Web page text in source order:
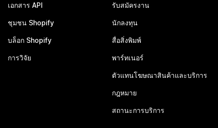
เอกสาร API
ชุมชน Shopify
บล็อก Shopify
การวิจัย
รับสมัครงาน
นักลงทุน
สื่อสิ่งพิมพ์
พาร์ทเนอร์
ตัวแทนโฆษณาสินค้าและบริการ
กฎหมาย
สถานะการบริการ